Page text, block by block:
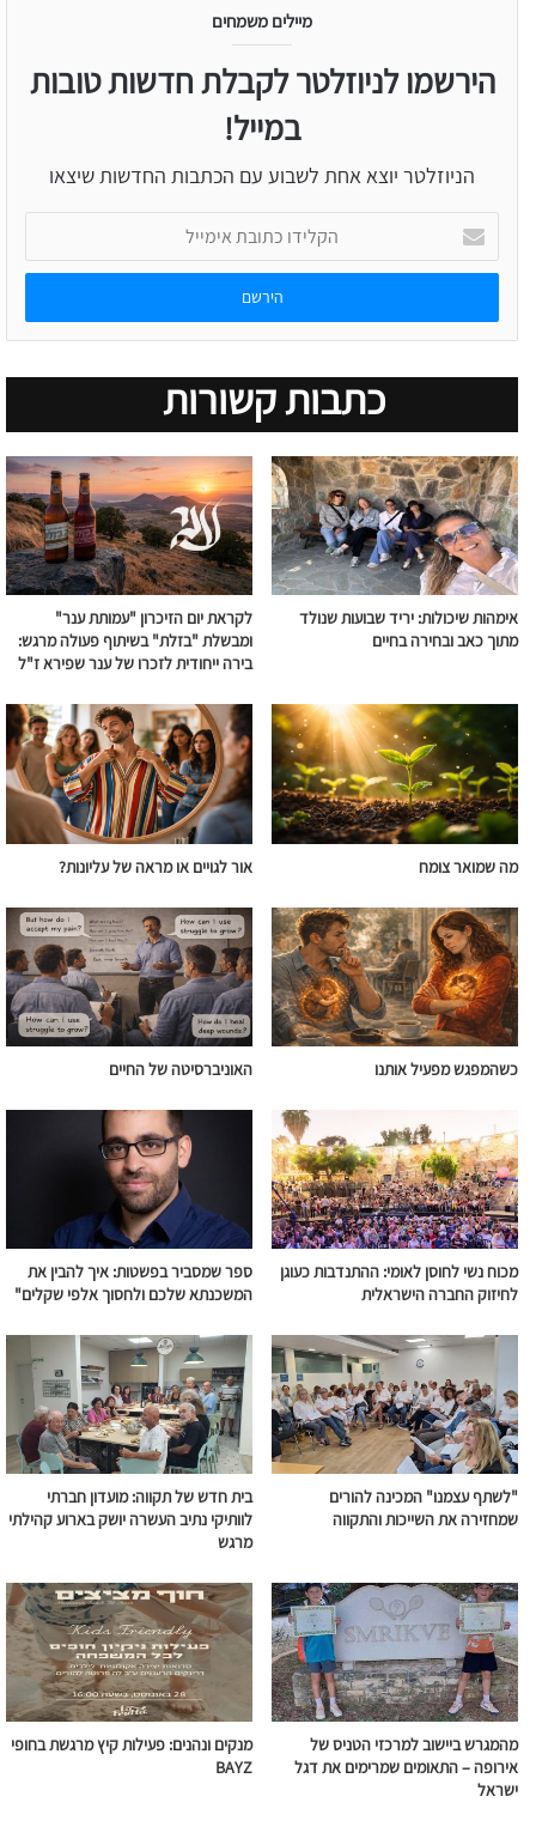
מיילים משמחים
הירשמו לניוזלטר לקבלת חדשות טובות
במייל!
הניוזלטר יוצא אחת לשבוע עם הכתבות החדשות שיצאו
הקלידו
כתובת
אימייל
כתבות קשורות
אימהות שיכולות: יריד שבועות שנולד
מתוך כאב ובחירה בחיים
לקראת יום הזיכרון "עמותת ענר"
ומבשלת "בזלת" בשיתוף פעולה מרגש:
בירה ייחודית לזכרו של ענר שפירא ז"ל
מה שמואר צומח אור לגויים או מראה של עליונות?
כשהמפגש מפעיל אותנו האוניברסיטה של החיים
מכוח נשי לחוסן לאומי: ההתנדבות כעוגן
לחיזוק החברה הישראלית
ספר שמסביר בפשטות: איך להבין את
המשכנתא שלכם ולחסוך אלפי שקלים"
"לשתף עצמנו" המכינה להורים
שמחזירה את השייכות והתקווה
בית חדש של תקווה: מועדון חברתי
לוותיקי נתיב העשרה יושק בארוע קהילתי
מרגש
מהמגרש ביישוב למרכזי הטניס של
אירופה – התאומים שמרימים את דגל
ישראל
מנקים ונהנים: פעילות קיץ מרגשת בחופי
BAYZ